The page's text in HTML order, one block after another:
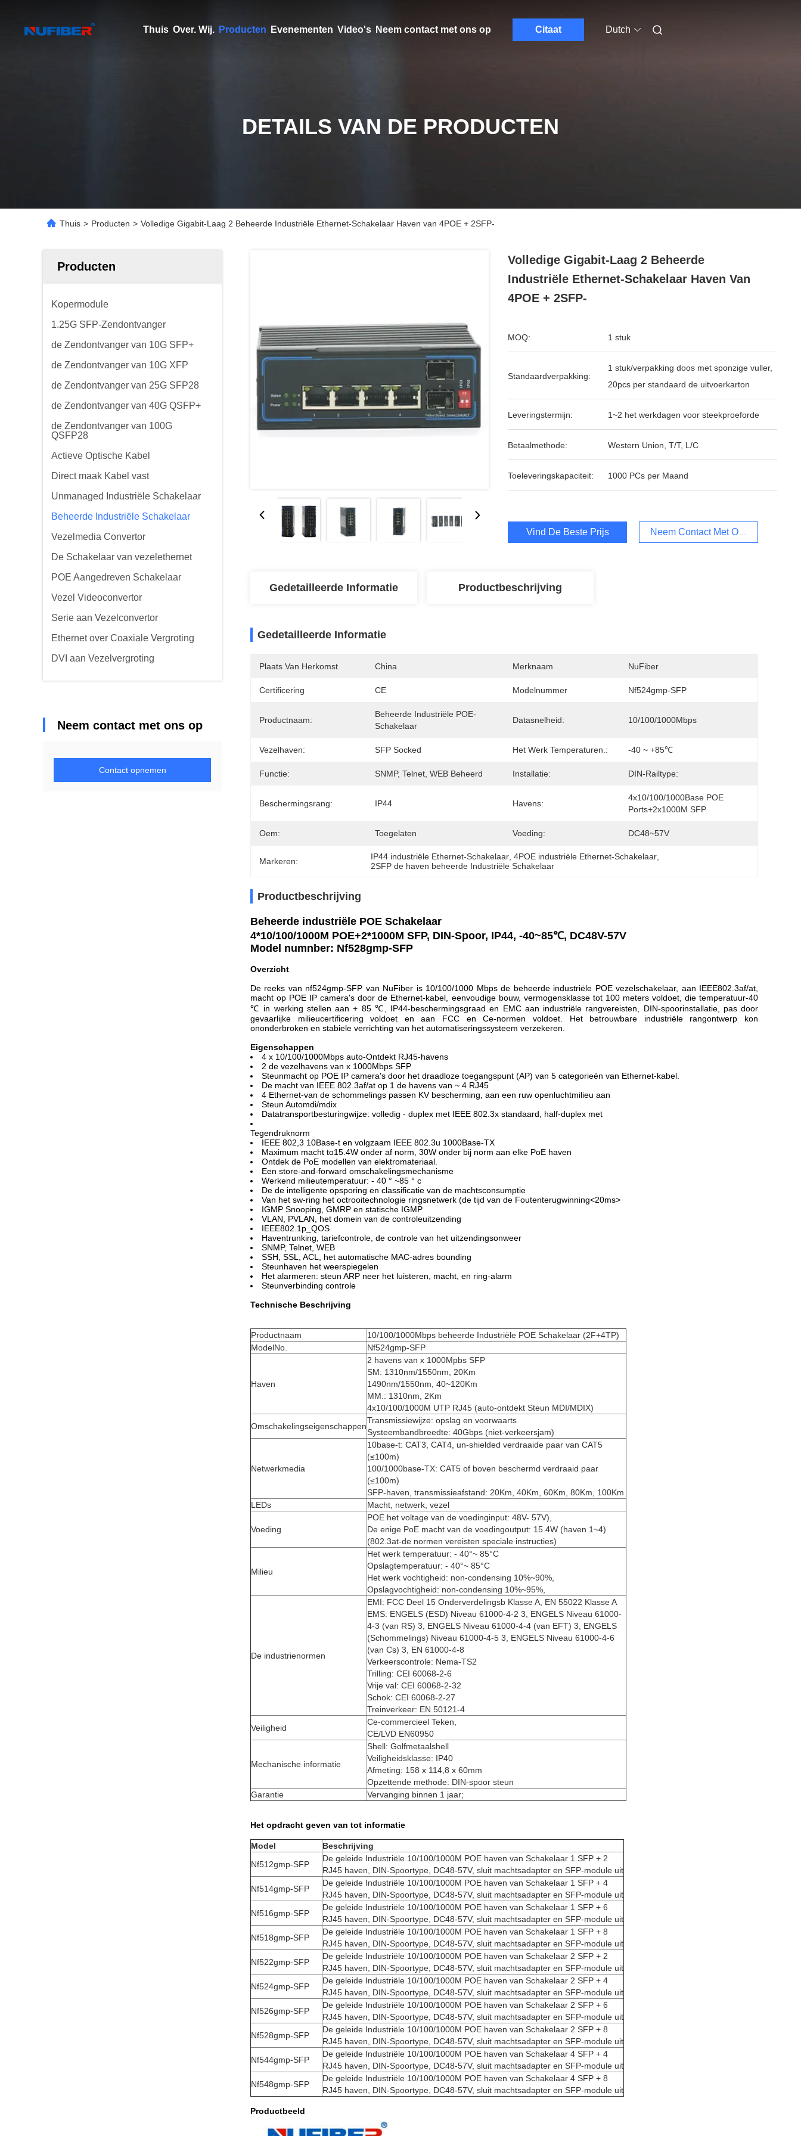
Thuis Over. Wij. Producten Evenementen Video's Neem contact met ons op Citaat Dutch
DETAILS VAN DE PRODUCTEN
Thuis > Producten > Volledige Gigabit-Laag 2 Beheerde Industriële Ethernet-Schakelaar Haven van 4POE + 2SFP-
Producten
Kopermodule
1.25G SFP-Zendontvanger
de Zendontvanger van 10G SFP+
de Zendontvanger van 10G XFP
de Zendontvanger van 25G SFP28
de Zendontvanger van 40G QSFP+
de Zendontvanger van 100G
QSFP28
Actieve Optische Kabel
Direct maak Kabel vast
Unmanaged Industriële Schakelaar
Beheerde Industriële Schakelaar
Vezelmedia Convertor
De Schakelaar van vezelethernet
POE Aangedreven Schakelaar
Vezel Videoconvertor
Serie aan Vezelconvertor
Ethernet over Coaxiale Vergroting
DVI aan Vezelvergroting
Neem contact met ons op
Contact opnemen
Volledige Gigabit-Laag 2 Beheerde
Industriële Ethernet-Schakelaar Haven Van
4POE + 2SFP-
MOQ: 1 stuk
Standaardverpakking:
1 stuk/verpakking doos met sponzige vuller,
20pcs per standaard de uitvoerkarton
Leveringstermijn: 1~2 het werkdagen voor steekproeforde
Betaalmethode: Western Union, T/T, L/C
Toeleveringskapaciteit: 1000 PCs per Maand
Vind De Beste Prijs Neem Contact Met Ons Op
Gedetailleerde Informatie Productbeschrijving
Gedetailleerde Informatie
Plaats Van Herkomst China Merknaam NuFiber
Certificering CE Modelnummer Nf524gmp-SFP
Productnaam:
Beheerde Industriële POE-
Schakelaar
Datasnelheid: 10/100/1000Mbps
Vezelhaven: SFP Socked Het Werk Temperaturen.: -40 ~ +85℃
Functie: SNMP, Telnet, WEB Beheerd Installatie: DIN-Railtype:
Beschermingsrang: IP44 Havens:
4x10/100/1000Base POE
Ports+2x1000M SFP
Oem: Toegelaten Voeding: DC48~57V
Markeren: IP44 industriële Ethernet-Schakelaar , 4POE industriële Ethernet-Schakelaar
2SFP de haven beheerde Industriële Schakelaar
Productbeschrijving
Beheerde industriële POE Schakelaar
4*10/100/1000M POE+2*1000M SFP, DIN-Spoor, IP44, -40~85℃, DC48V-57V
Model numnber: Nf528gmp-SFP
Overzicht
De reeks van nf524gmp-SFP van NuFiber is 10/100/1000 Mbps de beheerde industriële POE vezelschakelaar, aan IEEE802.3af/at,
macht op POE IP camera's door de Ethernet-kabel, eenvoudige bouw, vermogensklasse tot 100 meters voldoet, die temperatuur-40
℃ in werking stellen aan + 85 ℃, IP44-beschermingsgraad en EMC aan industriële rangvereisten, DIN-spoorinstallatie, pas door
gevaarlijke milieucertificering voldoet en aan FCC en Ce-normen voldoet. Het betrouwbare industriële rangontwerp kon
ononderbroken en stabiele verrichting van het automatiseringssysteem verzekeren.
Eigenschappen
4 x 10/100/1000Mbps auto-Ontdekt RJ45-havens
2 de vezelhavens van x 1000Mbps SFP
Steunmacht op POE IP camera's door het draadloze toegangspunt (AP) van 5 categorieën van Ethernet-kabel.
De macht van IEEE 802.3af/at op 1 de havens van ~ 4 RJ45
4 Ethernet-van de schommelings passen KV bescherming, aan een ruw openluchtmilieu aan
Steun Automdi/mdix
Datatransportbesturingwijze: volledig - duplex met IEEE 802.3x standaard, half-duplex met
Tegendruknorm
IEEE 802,3 10Base-t en volgzaam IEEE 802.3u 1000Base-TX
Maximum macht to15.4W onder af norm, 30W onder bij norm aan elke PoE haven
Ontdek de PoE modellen van elektromateriaal.
Een store-and-forward omschakelingsmechanisme
Werkend milieutemperatuur: - 40 ° ~85 ° c
De de intelligente opsporing en classificatie van de machtsconsumptie
Van het sw-ring het octrooitechnologie ringsnetwerk (de tijd van de Foutenterugwinning<20ms>
IGMP Snooping, GMRP en statische IGMP
VLAN, PVLAN, het domein van de controleuitzending
IEEE802.1p_QOS
Haventrunking, tariefcontrole, de controle van het uitzendingsonweer
SNMP, Telnet, WEB
SSH, SSL, ACL, het automatische MAC-adres bounding
Steunhaven het weerspiegelen
Het alarmeren: steun ARP neer het luisteren, macht, en ring-alarm
Steunverbinding controle
Technische Beschrijving
Productnaam
10/100/1000Mbps beheerde Industriële POE Schakelaar (2F+4TP)
ModelNo.
Nf524gmp-SFP
Haven
2 havens van x 1000Mpbs SFP
SM: 1310nm/1550nm, 20Km
1490nm/1550nm, 40~120Km
MM.: 1310nm, 2Km
4x10/100/1000M UTP RJ45 (auto-ontdekt Steun MDI/MDIX)
Omschakelingseigenschappen
Transmissiewijze: opslag en voorwaarts
Systeembandbreedte: 40Gbps (niet-verkeersjam)
Netwerkmedia
10base-t: CAT3, CAT4, un-shielded verdraaide paar van CAT5
(≤100m)
100/1000base-TX: CAT5 of boven beschermd verdraaid paar
(≤100m)
SFP-haven, transmissieafstand: 20Km, 40Km, 60Km, 80Km, 100Km
LEDs
Macht, netwerk, vezel
Voeding
POE het voltage van de voedinginput: 48V- 57V),
De enige PoE macht van de voedingoutput: 15.4W (haven 1~4)
(802.3at-de normen vereisten speciale instructies)
Milieu
Het werk temperatuur: - 40°~ 85°C
Opslagtemperatuur: - 40°~ 85°C
Het werk vochtigheid: non-condensing 10%~90%,
Opslagvochtigheid: non-condensing 10%~95%,
De industrienormen
EMI: FCC Deel 15 Onderverdelingsb Klasse A, EN 55022 Klasse A
EMS: ENGELS (ESD) Niveau 61000-4-2 3, ENGELS Niveau 61000-
4-3 (van RS) 3, ENGELS Niveau 61000-4-4 (van EFT) 3, ENGELS
(Schommelings) Niveau 61000-4-5 3, ENGELS Niveau 61000-4-6
(van Cs) 3, EN 61000-4-8
Verkeerscontrole: Nema-TS2
Trilling: CEI 60068-2-6
Vrije val: CEI 60068-2-32
Schok: CEI 60068-2-27
Treinverkeer: EN 50121-4
Veiligheid
Ce-commercieel Teken,
CE/LVD EN60950
Mechanische informatie
Shell: Golfmetaalshell
Veiligheidsklasse: IP40
Afmeting: 158 x 114,8 x 60mm
Opzettende methode: DIN-spoor steun
Garantie
Vervanging binnen 1 jaar;
Het opdracht geven van tot informatie
Model
Beschrijving
Nf512gmp-SFP
De geleide Industriële 10/100/1000M POE haven van Schakelaar 1 SFP + 2
RJ45 haven, DIN-Spoortype, DC48-57V, sluit machtsadapter en SFP-module uit
Nf514gmp-SFP
De geleide Industriële 10/100/1000M POE haven van Schakelaar 1 SFP + 4
RJ45 haven, DIN-Spoortype, DC48-57V, sluit machtsadapter en SFP-module uit
Nf516gmp-SFP
De geleide Industriële 10/100/1000M POE haven van Schakelaar 1 SFP + 6
RJ45 haven, DIN-Spoortype, DC48-57V, sluit machtsadapter en SFP-module uit
Nf518gmp-SFP
De geleide Industriële 10/100/1000M POE haven van Schakelaar 1 SFP + 8
RJ45 haven, DIN-Spoortype, DC48-57V, sluit machtsadapter en SFP-module uit
Nf522gmp-SFP
De geleide Industriële 10/100/1000M POE haven van Schakelaar 2 SFP + 2
RJ45 haven, DIN-Spoortype, DC48-57V, sluit machtsadapter en SFP-module uit
Nf524gmp-SFP
De geleide Industriële 10/100/1000M POE haven van Schakelaar 2 SFP + 4
RJ45 haven, DIN-Spoortype, DC48-57V, sluit machtsadapter en SFP-module uit
Nf526gmp-SFP
De geleide Industriële 10/100/1000M POE haven van Schakelaar 2 SFP + 6
RJ45 haven, DIN-Spoortype, DC48-57V, sluit machtsadapter en SFP-module uit
Nf528gmp-SFP
De geleide Industriële 10/100/1000M POE haven van Schakelaar 2 SFP + 8
RJ45 haven, DIN-Spoortype, DC48-57V, sluit machtsadapter en SFP-module uit
Nf544gmp-SFP
De geleide Industriële 10/100/1000M POE haven van Schakelaar 4 SFP + 4
RJ45 haven, DIN-Spoortype, DC48-57V, sluit machtsadapter en SFP-module uit
Nf548gmp-SFP
De geleide Industriële 10/100/1000M POE haven van Schakelaar 4 SFP + 8
RJ45 haven, DIN-Spoortype, DC48-57V, sluit machtsadapter en SFP-module uit
Productbeeld